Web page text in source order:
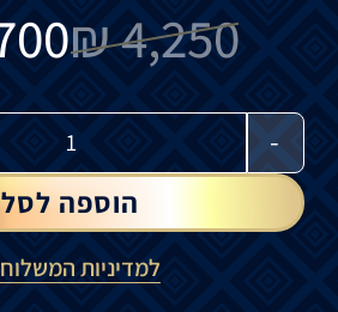
4,250
₪
-
הוספה לסל
למדיניות